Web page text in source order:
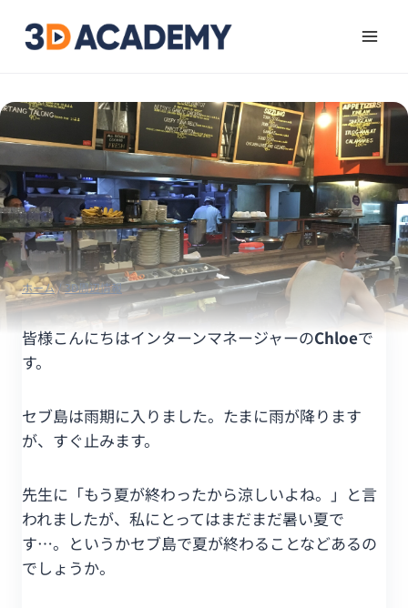
ホーム/ 3D周辺情報
皆様こんにちはインターンマネージャーのChloeで
す。
セブ島は雨期に入りました。たまに雨が降ります
が、すぐ止みます。
先生に「もう夏が終わったから涼しいよね。」と言
われましたが、私にとってはまだまだ暑い夏で
す…。というかセブ島で夏が終わることなどあるの
でしょうか。